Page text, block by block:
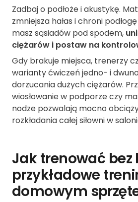
Zadbaj o podłoże i akustykę.
zmniejsza hałas i chroni
masz sąsiadów pod spodem,
ciężarów i postaw na
Gdy brakuje miejsca, trenerzy
warianty ćwiczeń jedno- i
dorzucania dużych ciężarów.
wiosłowanie w podporze czy
nodze pozwalają mocno
rozkładania całej siłowni w
Jak trenować
przykładowe
domowym